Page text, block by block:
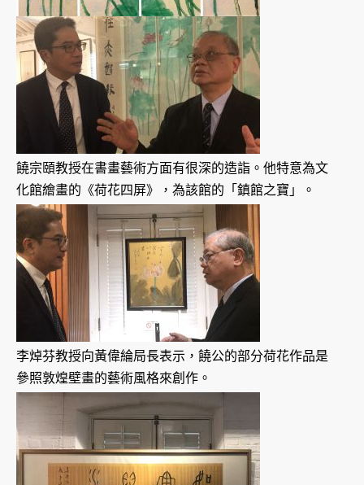
饒宗頤教授在書畫藝術方面有很深的造詣。他特意為文
化館繪畫的《荷花四屏》，為該館的「鎮館之寶」。
李焯芬教授向黃偉綸局長表示，饒公的部分荷花作品是
參照敦煌壁畫的藝術風格來創作。